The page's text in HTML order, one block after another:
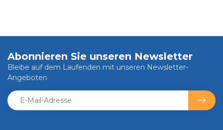
Abonnieren Sie unseren Newsletter
Bleibe auf dem Laufenden mit unseren Newsletter-
Angeboten